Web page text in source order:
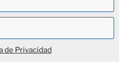
de Privacidad